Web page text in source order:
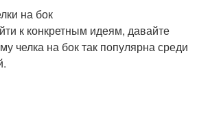
на бок
к конкретным идеям, давайте
челка на бок так популярна среди